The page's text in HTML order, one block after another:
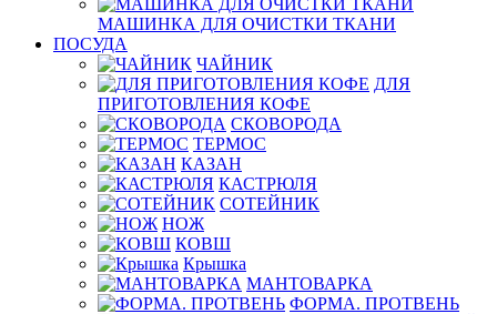
МАШИНКА ДЛЯ ОЧИСТКИ ТКАНИ
ПОСУДА
ЧАЙНИК
ДЛЯ
ПРИГОТОВЛЕНИЯ КОФЕ
СКОВОРОДА
ТЕРМОС
КАЗАН
КАСТРЮЛЯ
СОТЕЙНИК
НОЖ
КОВШ
Крышка
МАНТОВАРКА
ФОРМА. ПРОТВЕНЬ